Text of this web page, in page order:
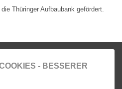
Thüringer Aufbaubank gefördert.
- BESSERER